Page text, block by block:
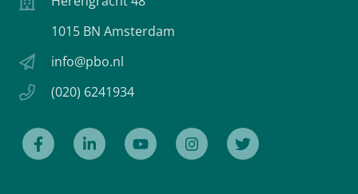
1015 BN Amsterdam
info@pbo.nl
(020) 6241934